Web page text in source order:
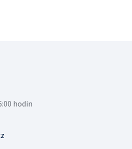
hodin